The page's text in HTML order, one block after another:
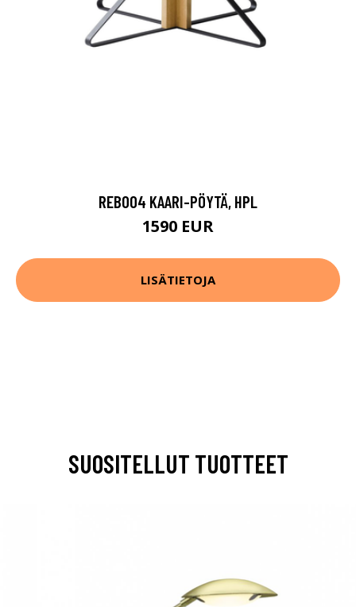
REB004 KAARI-PÖYTÄ, HPL
1590 EUR
LISÄTIETOJA
SUOSITELLUT TUOTTEET